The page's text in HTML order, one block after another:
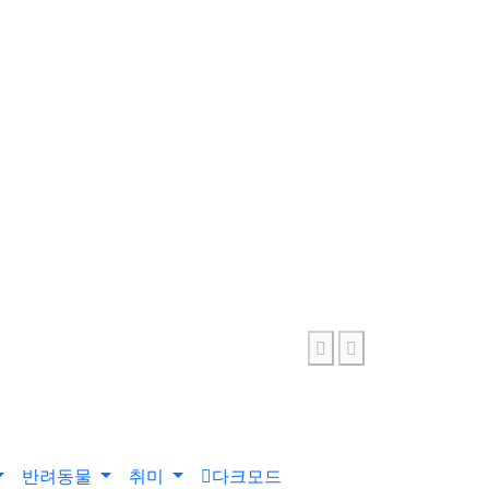
반려동물 취미 다크모드